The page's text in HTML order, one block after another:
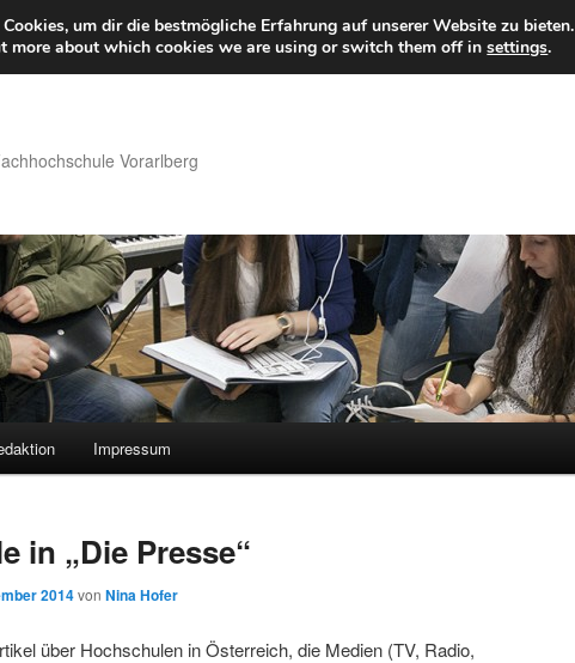
Vorarlberg
Impressum
in „Die Presse“
2014von Nina Hofer
über Hochschulen in Österreich, die Medien (TV, Radio,
um dir die bestmögliche Erfahrung auf unserer Website zu bieten.
more about which cookies we are using or switch them off insettings.